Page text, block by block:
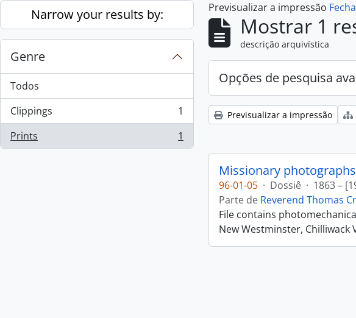
Skip to main content
Narrow your results by:
Genre
Todos
Clippings
, 1 resultados
1
Prints
, 1 resultados 1
Previsualizar a impressão
Mostrar 1
descrição arquivística
Opções de pesquisa
Previsualizar a impressão
Missionary
96-01-05 · Dossiê · 1863 –
Parte de Reverend Thomas
File contains
New Westminster, Chilliwack